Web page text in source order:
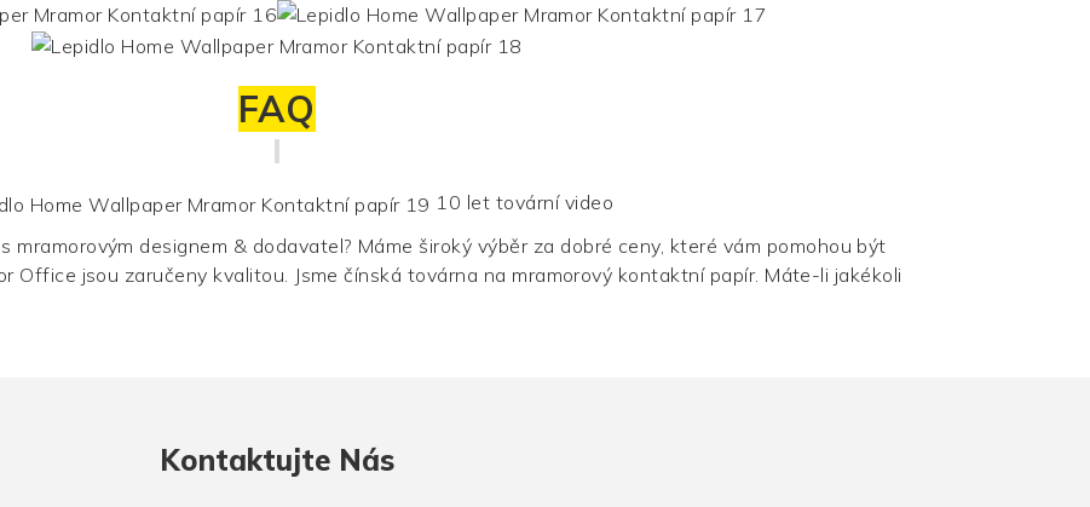
FAQ
10 let tovární video
mramorovým designem & dodavatel? Máme široký výběr za dobré ceny, které vám pomohou být
Office jsou zaručeny kvalitou. Jsme čínská továrna na mramorový kontaktní papír. Máte-li jakékoli
Kontaktujte Nás